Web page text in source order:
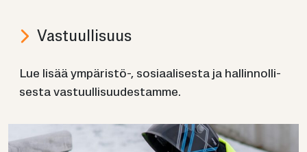
Vas­tuul­li­suus
Lue lisää ympäristö-​, so­si­aa­li­ses­ta ja hal­lin­nol­li­
ses­ta vas­tuul­li­suu­des­tam­me.